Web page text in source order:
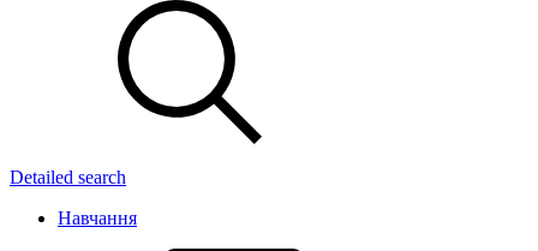
Detailed search
Навчання